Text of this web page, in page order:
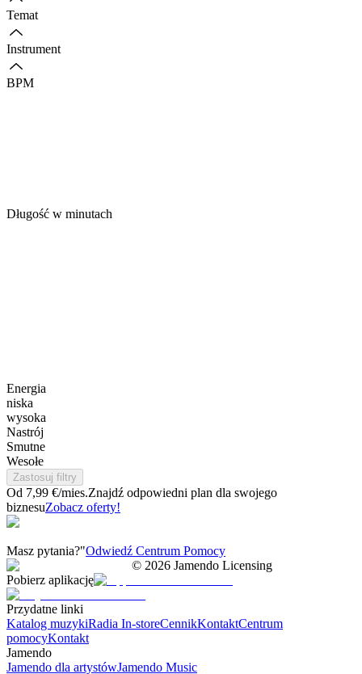
Temat
Instrument
BPM
Długość w minutach
Energia
niska
wysoka
Nastrój
Smutne
Wesołe
Zastosuj filtry
Od 7,99 €/mies.Znajdź odpowiedni plan dla swojego
biznesuZobacz oferty!
Masz pytania?"Odwiedź Centrum Pomocy
© 2026 Jamendo Licensing
Pobierz aplikację
Przydatne linki
Katalog muzykiRadia In-storeCennikKontaktCentrum
pomocyKontakt
Jamendo
Jamendo dla artystówJamendo Music